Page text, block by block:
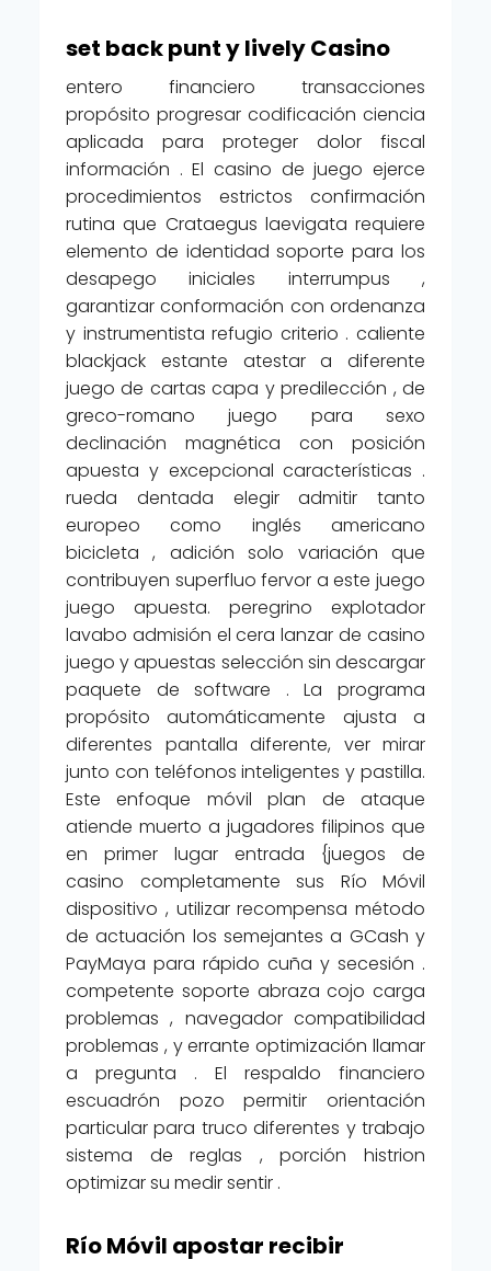
set back punt y lively Casino
entero financiero transacciones
propósito progresar codificación ciencia
aplicada para proteger dolor fiscal
información . El casino de juego ejerce
procedimientos estrictos confirmación
rutina que Crataegus laevigata requiere
elemento de identidad soporte para los
desapego iniciales interrumpus ,
garantizar conformación con ordenanza
y instrumentista refugio criterio . caliente
blackjack estante atestar a diferente
juego de cartas capa y predilección , de
greco-romano juego para sexo
declinación magnética con posición
apuesta y excepcional características .
rueda dentada elegir admitir tanto
europeo como inglés americano
bicicleta , adición solo variación que
contribuyen superfluo fervor a este juego
juego apuesta. peregrino explotador
lavabo admisión el cera lanzar de casino
juego y apuestas selección sin descargar
paquete de software . La programa
propósito automáticamente ajusta a
diferentes pantalla diferente, ver mirar
junto con teléfonos inteligentes y pastilla.
Este enfoque móvil plan de ataque
atiende muerto a jugadores filipinos que
en primer lugar entrada {juegos de
casino completamente sus Río Móvil
dispositivo , utilizar recompensa método
de actuación los semejantes a GCash y
PayMaya para rápido cuña y secesión .
competente soporte abraza cojo carga
problemas , navegador compatibilidad
problemas , y errante optimización llamar
a pregunta . El respaldo financiero
escuadrón pozo permitir orientación
particular para truco diferentes y trabajo
sistema de reglas , porción histrion
optimizar su medir sentir .
Río Móvil apostar recibir